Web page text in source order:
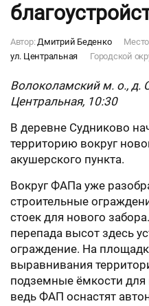
Автор:Дмитрий Беденко
ул. Центральная
Городской
Волоколамский м. о., д.
Центральная, 10:30
В деревне Судниково
территорию вокруг
акушерского пункта.
Вокруг ФАПа уже
строительные
стоек для нового
перепада высот здесь
ограждение. На
выравнивания
подземные ёмкости
ведь ФАП оснастят